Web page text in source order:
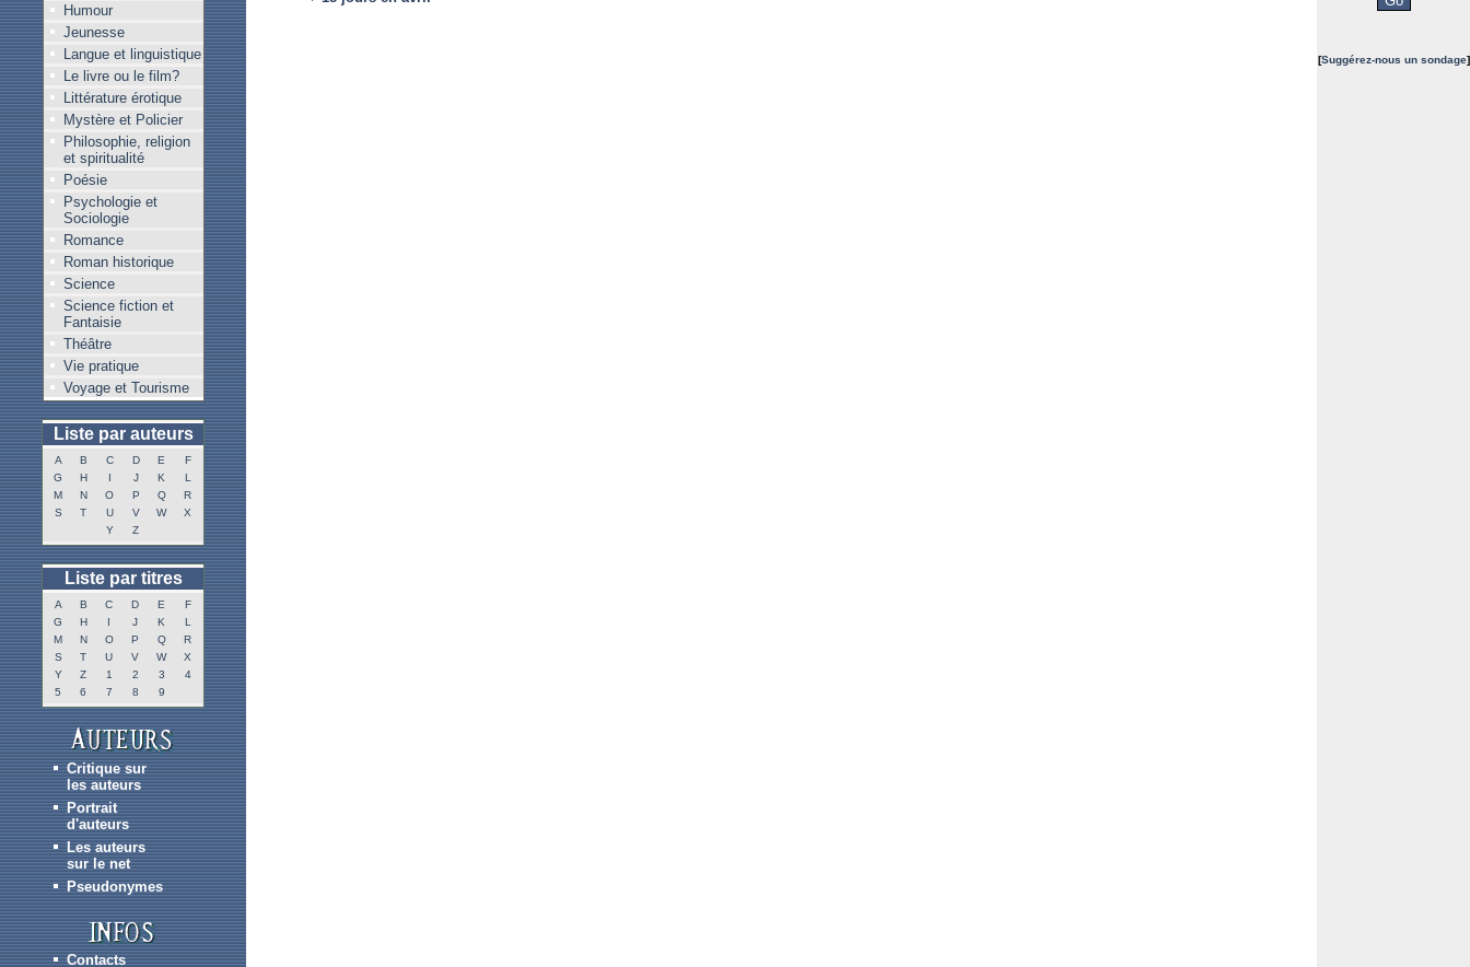
Humour
Jeunesse
Langue et linguistique
Le livre ou le film?
Littérature érotique
Mystère et Policier
Philosophie, religion
et spiritualité
Poésie
Psychologie et
Sociologie
Romance
Roman historique
Science
Science fiction et
Fantaisie
Théâtre
Vie pratique
Voyage et Tourisme
Liste par auteurs
A B C D E
F
G
H I J K
L
M
N O P Q
R
S
T U V W
X
Y
Z
Liste par titres
A B C D E
F
G
H I J K
L
M
N O P Q
R
S
T U V W
X
Y
Z 1 2 3
4
5
6 7 8 9
Critique sur
les auteurs
Portrait
d'auteurs
Les auteurs
sur le net
Pseudonymes
Contacts
[Suggérez-nous un sondage]